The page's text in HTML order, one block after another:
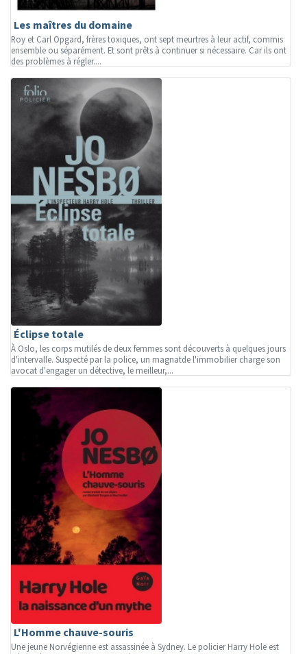
Les maîtres du domaine
Roy et Carl Opgard, frères toxiques, ont sept meurtres à leur actif, commis
ensemble ou séparément. Et sont prêts à continuer si nécessaire. Car ils ont
des problèmes à régler....
Éclipse totale
À Oslo, les corps mutilés de deux femmes sont découverts à quelques jours
d'intervalle. Suspecté par la police, un magnatde l'immobilier charge son
avocat d'engager un détective, le meilleur,...
L'Homme chauve-souris
Une jeune Norvégienne est assassinée à Sydney. Le policier Harry Hole est